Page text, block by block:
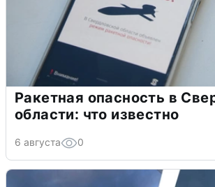
Ракетная опасность в
области: что известно
6 августа 0